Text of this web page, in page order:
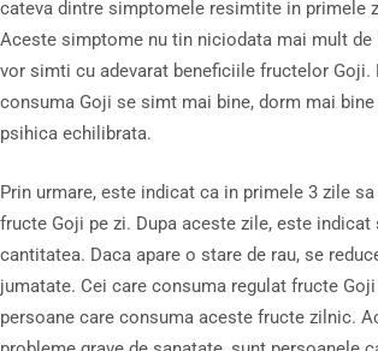
cateva dintre simptomele resimtite in primele
Aceste simptome nu tin niciodata mai mult de
vor simti cu adevarat beneficiile fructelor Goji.
consuma Goji se simt mai bine, dorm mai
psihica echilibrata.
Prin urmare, este indicat ca in primele 3 zile
fructe Goji pe zi. Dupa aceste zile, este indicat
cantitatea. Daca apare o stare de rau, se
jumatate. Cei care consuma regulat fructe
persoane care consuma aceste fructe zilnic.